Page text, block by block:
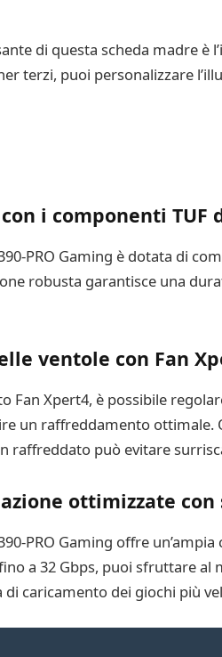
di questa scheda madre è
terzi, puoi personalizzare
i componenti
PRO Gaming è dotata di
robusta garantisce una
ventole con Fan
Fan Xpert4, è possibile
un raffreddamento
raffreddato può evitare
ottimizzate
PRO Gaming offre
a 32 Gbps, puoi sfruttare
caricamento dei giochi più